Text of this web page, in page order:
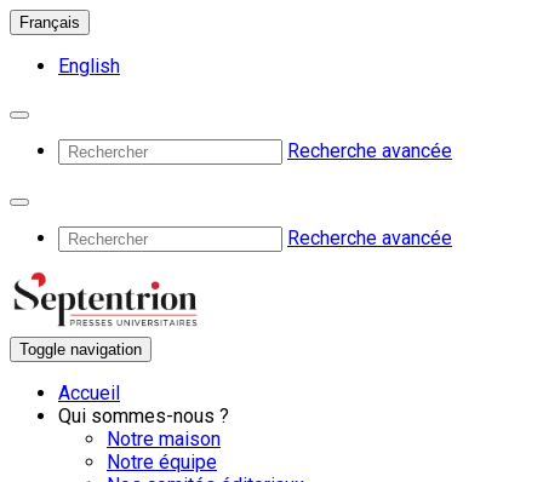
Français
English
Recherche avancée
Recherche avancée
Toggle navigation
Accueil
Qui sommes-nous ?
Notre maison
Notre équipe